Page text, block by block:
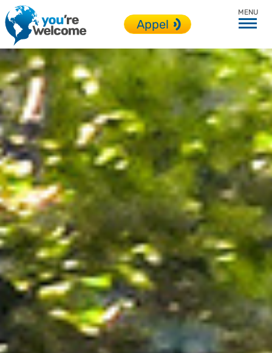
Appel
Toutes nos destinations